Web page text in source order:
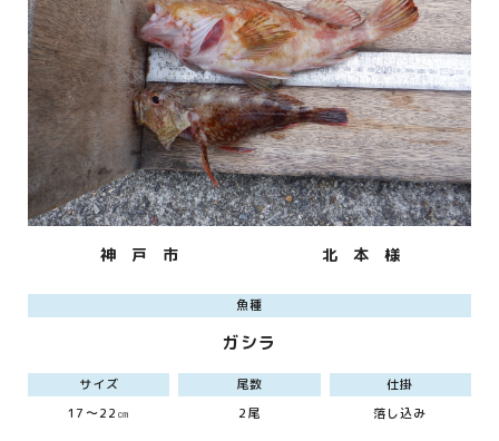
神 戸 市 北 本 様
魚種
ガシラ
サイズ
17～22㎝
尾数
2尾
仕掛
落し込み